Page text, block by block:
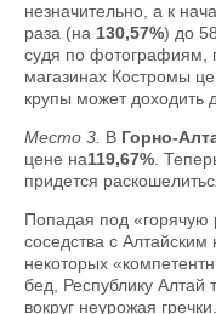
незначительно, а к
раза (на 130,57%) до
судя по фотографиям,
магазинах Костромы
крупы может доходить
Место 3. В Горно-
цене на119,67% .
придется
Попадая под «горячую
соседства с
некоторых
бед, Республику Алтай
вокруг неурожая